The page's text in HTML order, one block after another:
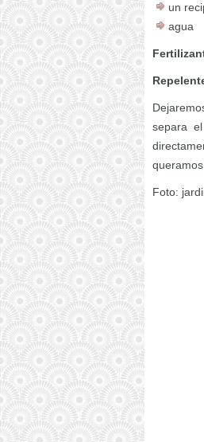
un
agua
separa
Foto: